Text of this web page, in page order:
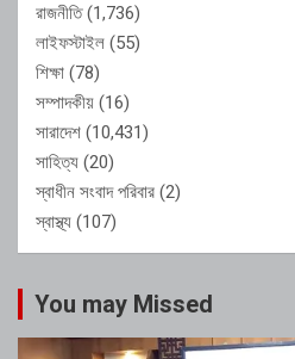
রাজনীতি(1,736)
লাইফস্টাইল (55)
শিক্ষা (78)
সম্পাদকীয় (16)
সারাদেশ (10,431)
সাহিত্য (20)
স্বাধীন সংবাদ পরিবার (2)
স্বাস্থ্য (107)
You may Missed